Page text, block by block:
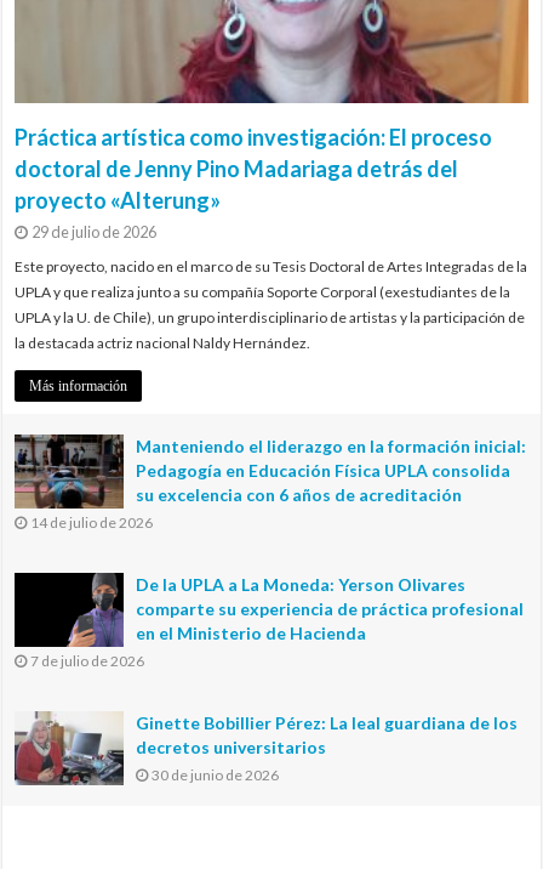
Práctica artística como investigación: El proceso
doctoral de Jenny Pino Madariaga detrás del
proyecto «Alterung»
29 de julio de 2026
Este proyecto, nacido en el marco de su Tesis Doctoral de Artes Integradas de la
UPLA y que realiza junto a su compañía Soporte Corporal (exestudiantes de la
UPLA y la U. de Chile), un grupo interdisciplinario de artistas y la participación de
la destacada actriz nacional Naldy Hernández.
Más información
Manteniendo el liderazgo en la formación inicial:
Pedagogía en Educación Física UPLA consolida
su excelencia con 6 años de acreditación
14 de julio de 2026
De la UPLA a La Moneda: Yerson Olivares
comparte su experiencia de práctica profesional
en el Ministerio de Hacienda
7 de julio de 2026
Ginette Bobillier Pérez: La leal guardiana de los
decretos universitarios
30 de junio de 2026